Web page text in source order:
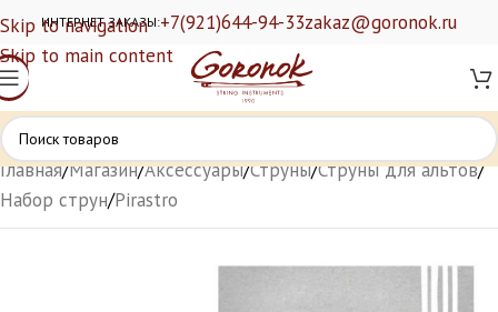
Skip to navigation
Skip to main content
ИНТЕРНЕТ ЗАКАЗЫ:+7(921)644-94-33zakaz@goronok.ru
Главная/Магазин/Аксессуары/Струны/Струны для альтов/
Набор струн/Pirastro